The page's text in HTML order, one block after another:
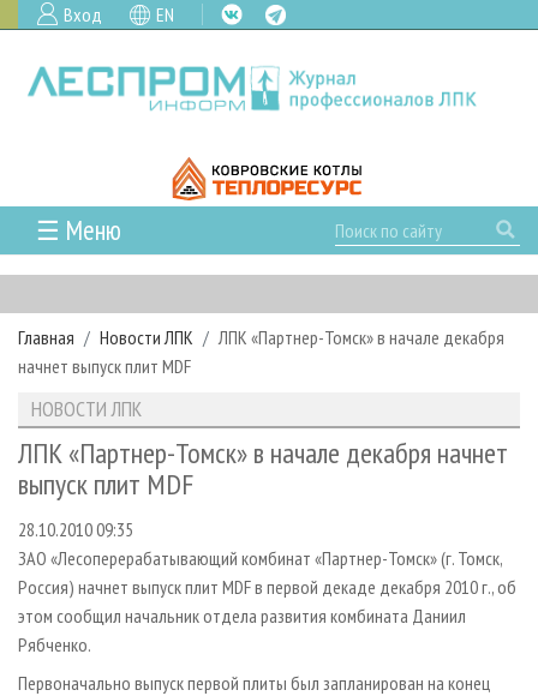
Вход EN
☰ Меню
ГЛАВНАЯ
РУБРИКИ И ТЕМЫ
РУБРИКИ ЖУРНАЛА
ЛЕСОЗАГОТОВКА
ЛЕСОПИЛЕНИЕ
СУШКА ДРЕВЕСИНЫ
ПРОИЗВОДСТВО ДРЕВЕСНЫХ ПЛИТ
ДЕРЕВЯННОЕ ДОМОСТРОЕНИЕ
ПРОИЗВОДСТВО МЕБЕЛИ
НОВОСТИ
НОВОСТИ ЛПК
НОВОСТИ ЖУРНАЛА
ПРОЕКТЫ ЛПИ
АНАЛИТИКА
ПРЕДПРИЯТИЯ ЛПК
ПЕРСОНЫ
МОБИЛЬНЫЕ ВЫСТАВКИ
ОФИЦИАЛЬНЫЕ ДЕЛЕГАЦИИ
ПРИОРИТЕТНЫЕ ИНВЕСТПРОЕКТЫ
АРХИВ
АРХИВ ЖУРНАЛОВ
О ЖУРНАЛЕ
ПОДПИСКА
КОНТАКТЫ
РЕКЛАМОДАТЕЛЯМ
РЕКЛАМА
РЕКЛАМА НА САЙТЕ
Главная Новости ЛПК
ЛПК «Партнер-Томск» в начале декабря
начнет выпуск плит MDF
НОВОСТИ ЛПК
ЛПК «Партнер-Томск» в начале декабря начнет
выпуск плит MDF
28.10.2010 09:35
ЗАО «Лесоперерабатывающий комбинат «Партнер-Томск» (г. Томск,
Россия) начнет выпуск плит MDF в первой декаде декабря 2010 г., об
этом сообщил начальник отдела развития комбината Даниил
Рябченко.
Первоначально выпуск первой плиты был запланирован на конец